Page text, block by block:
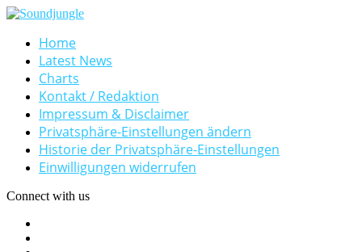
Home
Latest News
Charts
Kontakt / Redaktion
Impressum & Disclaimer
Privatsphäre-Einstellungen ändern
Historie der Privatsphäre-Einstellungen
Einwilligungen widerrufen
Connect with us